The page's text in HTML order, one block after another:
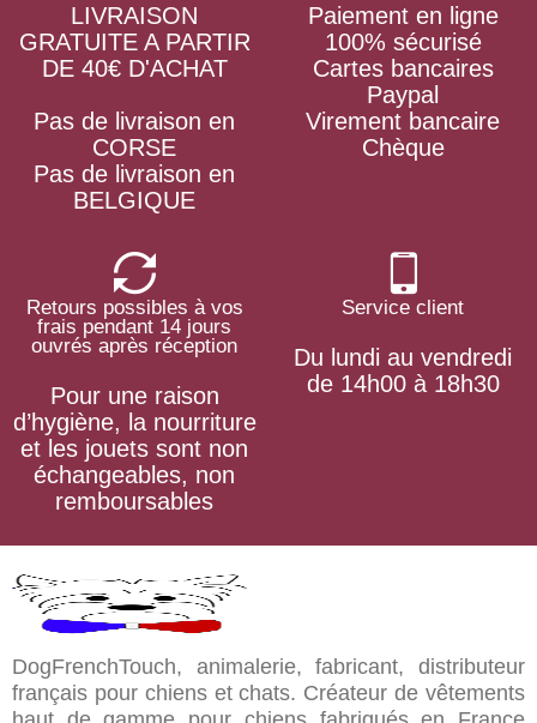
LIVRAISON
GRATUITE A PARTIR
DE 40€ D'ACHAT
Pas de livraison en
CORSE
Pas de livraison en
BELGIQUE
Paiement en ligne
100% sécurisé
Cartes bancaires
Paypal
Virement bancaire
Chèque
Retours possibles à vos
frais pendant 14 jours
ouvrés après réception
Pour une raison
d’hygiène, la nourriture
et les jouets sont non
échangeables, non
remboursables
Service client
Du lundi au vendredi
de 14h00 à 18h30
DogFrenchTouch, animalerie, fabricant, distributeur
français pour chiens et chats. Créateur de vêtements